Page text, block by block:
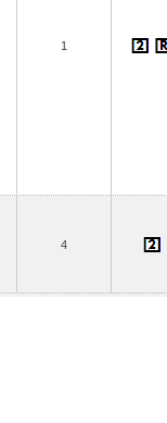
1
4